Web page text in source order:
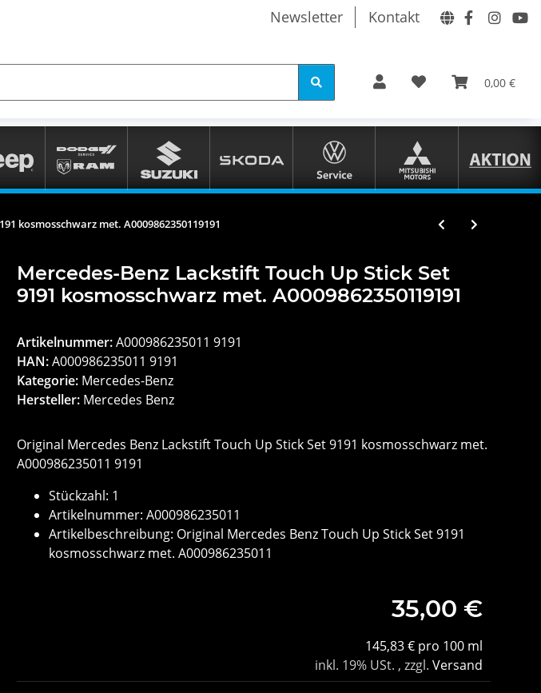
Newsletter Kontakt
0,00 €
kosmosschwarz met. A0009862350119191
Mercedes-Benz Lackstift Touch Up Stick Set
9191 kosmosschwarz met. A0009862350119191
Artikelnummer:A000986235011 9191
HAN:A000986235011 9191
Kategorie: Mercedes-Benz
Hersteller: Mercedes Benz
Original Mercedes Benz Lackstift Touch Up Stick Set 9191 kosmosschwarz met.
A000986235011 9191
Stückzahl: 1
Artikelnummer: A000986235011
Artikelbeschreibung: Original Mercedes Benz Touch Up Stick Set 9191
kosmosschwarz met. A000986235011
35,00 €
145,83 € pro 100 ml
inkl. 19% USt. , zzgl. Versand